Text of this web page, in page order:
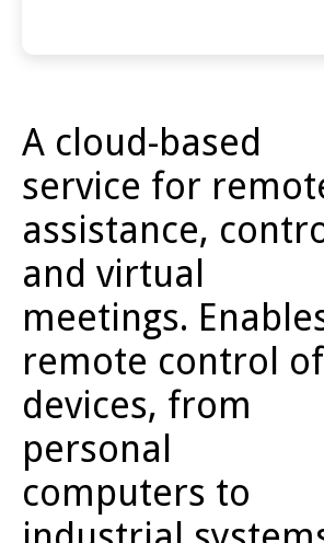
A cloud-based
service for
assistance,
and virtual
meetings.
remote control of
devices, from
personal
computers to